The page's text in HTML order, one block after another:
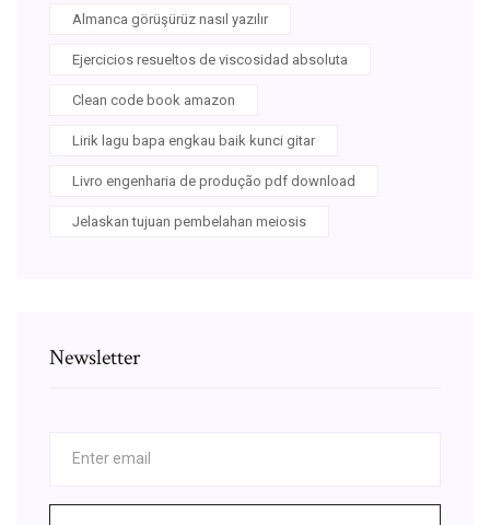
Almanca görüşürüz nasıl yazılır
Ejercicios resueltos de viscosidad absoluta
Clean code book amazon
Lirik lagu bapa engkau baik kunci gitar
Livro engenharia de produção pdf download
Jelaskan tujuan pembelahan meiosis
Newsletter